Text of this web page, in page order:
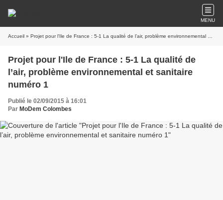
MENU
Accueil » Projet pour l'Ile de France : 5-1 La qualité de l’air, problème environnemental et sanitaire numéro 1
Projet pour l'Ile de France : 5-1 La qualité de
l’air, problème environnemental et sanitaire
numéro 1
Publié le 02/09/2015 à 16:01
Par MoDem Colombes